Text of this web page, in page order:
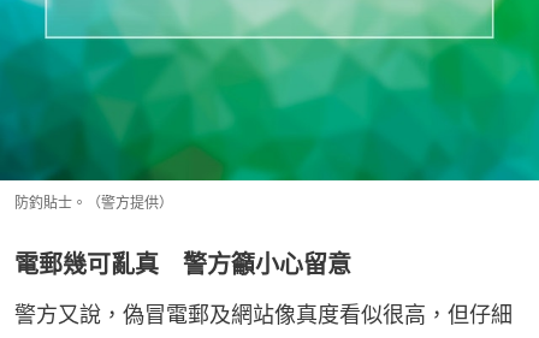
防釣貼士。（警方提供）
電郵幾可亂真 警方籲小心留意
警方又說，偽冒電郵及網站像真度看似很高，但仔細